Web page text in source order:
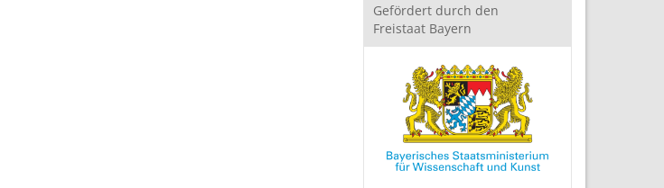
Gefördert durch den
Freistaat Bayern